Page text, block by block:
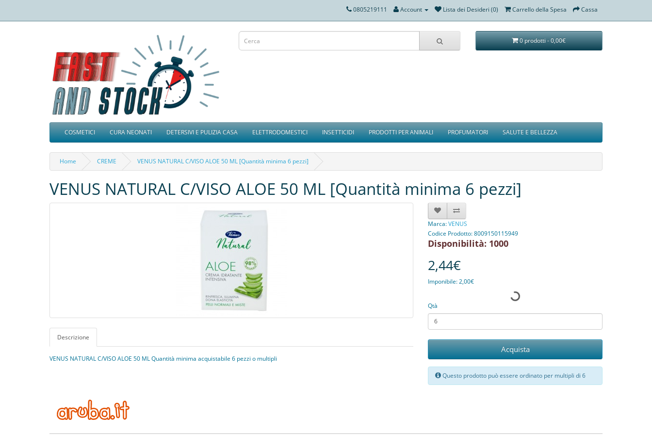
0805219111 Account Lista dei Desideri (0) Carrello della Spesa Cassa
0 prodotti - 0,00€
COSMETICI CURA NEONATI DETERSIVI E PULIZIA CASA ELETTRODOMESTICI INSETTICIDI PRODOTTI PER ANIMALI PROFUMATORI SALUTE E BELLEZZA
Home CREME VENUS NATURAL C/VISO ALOE 50 ML [Quantità minima 6 pezzi]
VENUS NATURAL C/VISO ALOE 50 ML [Quantità minima 6 pezzi]
Descrizione
VENUS NATURAL C/VISO ALOE 50 ML Quantità minima acquistabile 6 pezzi o multipli
Marca:VENUS
Codice Prodotto: 8009150115949
Disponibilità: 1000
2,44€
Imponibile: 2,00€
Qtà
Acquista
Questo prodotto può essere ordinato per multipli di 6